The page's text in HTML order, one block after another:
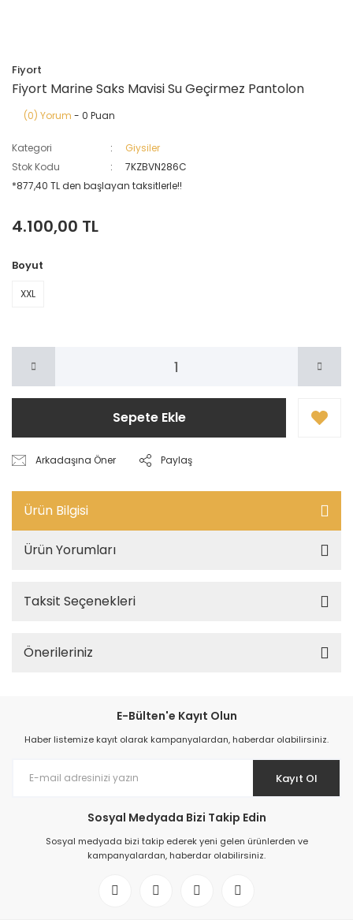
Fiyort
Fiyort Marine Saks Mavisi Su Geçirmez Pantolon
(0) Yorum - 0 Puan
Kategori
Giysiler
Stok Kodu
7KZBVN286C
*877,40 TL den başlayan taksitlerle!!
4.100,00 TL
Boyut
XXL
Sepete Ekle
Arkadaşına Öner Paylaş
Ürün Bilgisi
Ürün Yorumları
Taksit Seçenekleri
Önerileriniz
E-Bülten'e Kayıt Olun
Haber listemize kayıt olarak kampanyalardan, haberdar olabilirsiniz.
Kayıt Ol
Sosyal Medyada Bizi Takip Edin
Sosyal medyada bizi takip ederek yeni gelen ürünlerden ve
kampanyalardan, haberdar olabilirsiniz.